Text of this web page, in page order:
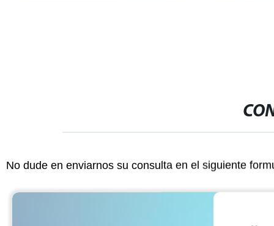
No dude en enviarnos su consulta en el siguiente